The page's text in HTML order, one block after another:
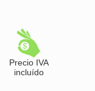
Precio IVA
incluído